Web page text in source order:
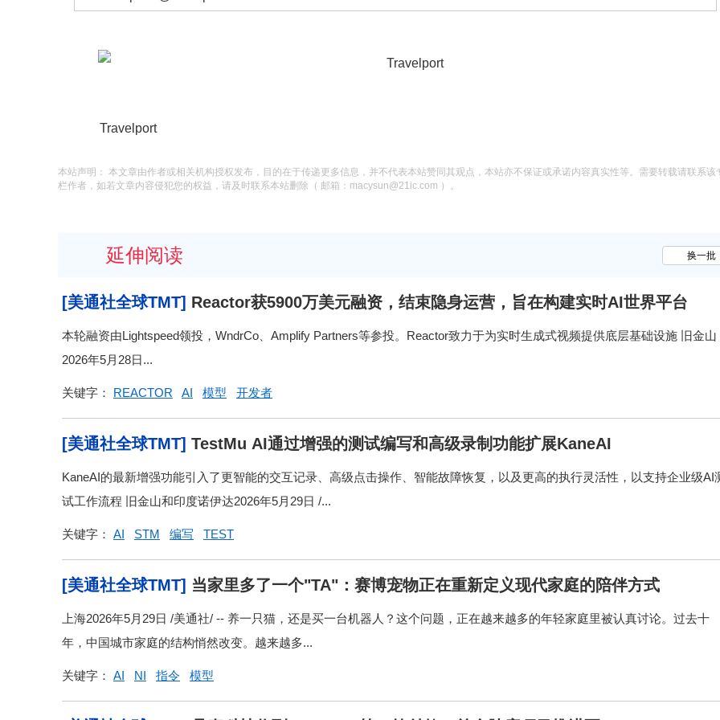
Travelport
本站声明： 本文章由作者或相关机构授权发布，目的在于传递更多信息，并不代表本站赞同其观点，本站亦不保证或承诺内容真实性等。需要转载请联系该
栏作者，如若文章内容侵犯您的权益，请及时联系本站删除（ 邮箱：macysun@21ic.com ）。
换一批
延伸阅读
[美通社全球TMT] Reactor获5900万美元融资，结束隐身运营，旨在构建实时AI世界平台
本轮融资由Lightspeed领投，WndrCo、Amplify Partners等参投。Reactor致力于为实时生成式视频提供底层基础设施 旧金山
2026年5月28日...
关键字： REACTOR AI 模型 开发者
[美通社全球TMT] TestMu AI通过增强的测试编写和高级录制功能扩展KaneAI
KaneAI的最新增强功能引入了更智能的交互记录、高级点击操作、智能故障恢复，以及更高的执行灵活性，以支持企业级AI
试工作流程 旧金山和印度诺伊达2026年5月29日 /...
关键字： AI STM 编写 TEST
[美通社全球TMT] 当家里多了一个"TA"：赛博宠物正在重新定义现代家庭的陪伴方式
上海2026年5月29日 /美通社/ -- 养一只猫，还是买一台机器人？这个问题，正在越来越多的年轻家庭里被认真讨论。过去十
年，中国城市家庭的结构悄然改变。越来越多...
关键字： AI NI 指令 模型